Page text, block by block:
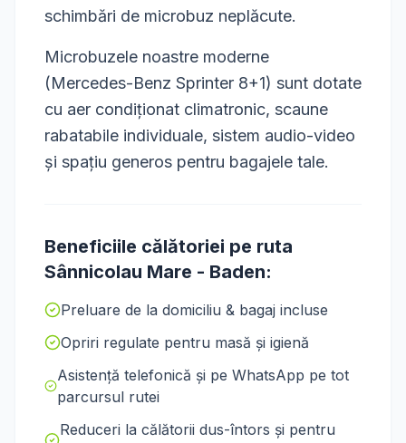
schimbări de microbuz neplăcute.
Microbuzele noastre moderne
(Mercedes-Benz Sprinter 8+1) sunt dotate
cu aer condiționat climatronic, scaune
rabatabile individuale, sistem audio-video
și spațiu generos pentru bagajele tale.
Beneficiile călătoriei pe ruta
Sânnicolau Mare - Baden:
Preluare de la domiciliu & bagaj incluse
Opriri regulate pentru masă și igienă
Asistență telefonică și pe WhatsApp pe tot
parcursul rutei
Reduceri la călătorii dus-întors și pentru